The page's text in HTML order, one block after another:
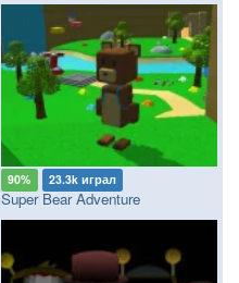
90% 23.3k играл
Super Bear Adventure